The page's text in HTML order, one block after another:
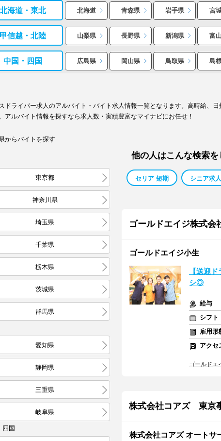
北海道・東北 北海道 青森県 岩手県 宮
甲信越・北陸 山梨県 長野県 新潟県 富
中国・四国 広島県 岡山県 鳥取県 島
ドライバー求人のアルバイト・バイト求人情報一覧となります。高時給、
アルバイト情報を探すなら求人数・実績豊富なマイナビにお任せ！
からバイトを探す
東京都
神奈川県
埼玉県
千葉県
栃木県
茨城県
群馬県
愛知県
静岡県
三重県
岐阜県
四国
他の人はこんな検索
セリア 短期 シニア求
ゴールドエイジ株式会
ゴールドエイジ小生
【送迎
シ◎
給与
シフト
雇用形
アクセ
ゴールドエ
株式会社コアズ 東京
株式会社コアズ オートサ